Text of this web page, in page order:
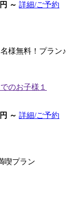
～ 詳細/ご予約
様無料！プラン♪
～ 詳細/ご予約
喫プラン